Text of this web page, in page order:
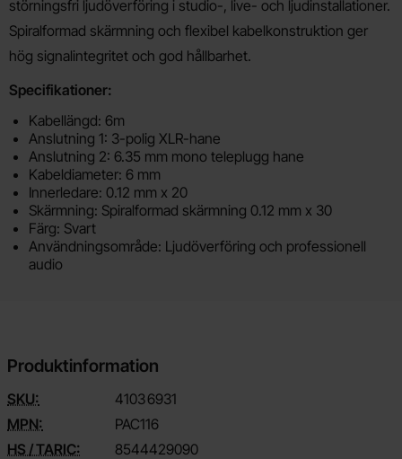
störningsfri ljudöverföring i studio-, live- och ljudinstallationer.
Spiralformad skärmning och flexibel kabelkonstruktion ger
hög signalintegritet och god hållbarhet.
Specifikationer:
Kabellängd: 6m
Anslutning 1: 3-polig XLR-hane
Anslutning 2: 6.35 mm mono teleplugg hane
Kabeldiameter: 6 mm
Innerledare: 0.12 mm x 20
Skärmning: Spiralformad skärmning 0.12 mm x 30
Färg: Svart
Användningsområde: Ljudöverföring och professionell
audio
Produktinformation
SKU: 41036931
MPN:
PAC116
HS / TARIC:
8544429090